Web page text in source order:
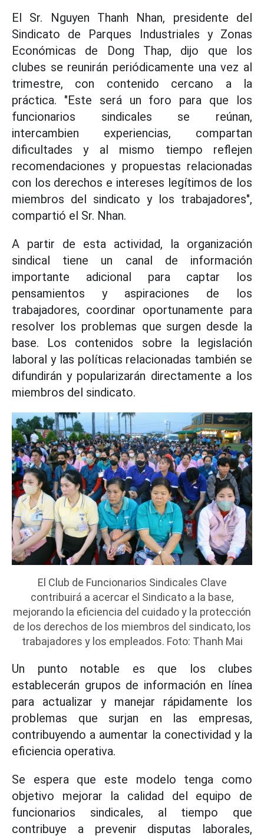
El Sr. Nguyen Thanh Nhan, presidente del
Sindicato de Parques Industriales y Zonas
Económicas de Dong Thap, dijo que los
clubes se reunirán periódicamente una vez al
trimestre, con contenido cercano a la
práctica. "Este será un foro para que los
funcionarios sindicales se reúnan,
intercambien experiencias, compartan
dificultades y al mismo tiempo reflejen
recomendaciones y propuestas relacionadas
con los derechos e intereses legítimos de los
miembros del sindicato y los trabajadores",
compartió el Sr. Nhan.
A partir de esta actividad, la organización
sindical tiene un canal de información
importante adicional para captar los
pensamientos y aspiraciones de los
trabajadores, coordinar oportunamente para
resolver los problemas que surgen desde la
base. Los contenidos sobre la legislación
laboral y las políticas relacionadas también se
difundirán y popularizarán directamente a los
miembros del sindicato.
El Club de Funcionarios Sindicales Clave
contribuirá a acercar el Sindicato a la base,
mejorando la eficiencia del cuidado y la protección
de los derechos de los miembros del sindicato, los
trabajadores y los empleados. Foto: Thanh Mai
Un punto notable es que los clubes
establecerán grupos de información en línea
para actualizar y manejar rápidamente los
problemas que surjan en las empresas,
contribuyendo a aumentar la conectividad y la
eficiencia operativa.
Se espera que este modelo tenga como
objetivo mejorar la calidad del equipo de
funcionarios sindicales, al tiempo que
contribuye a prevenir disputas laborales,